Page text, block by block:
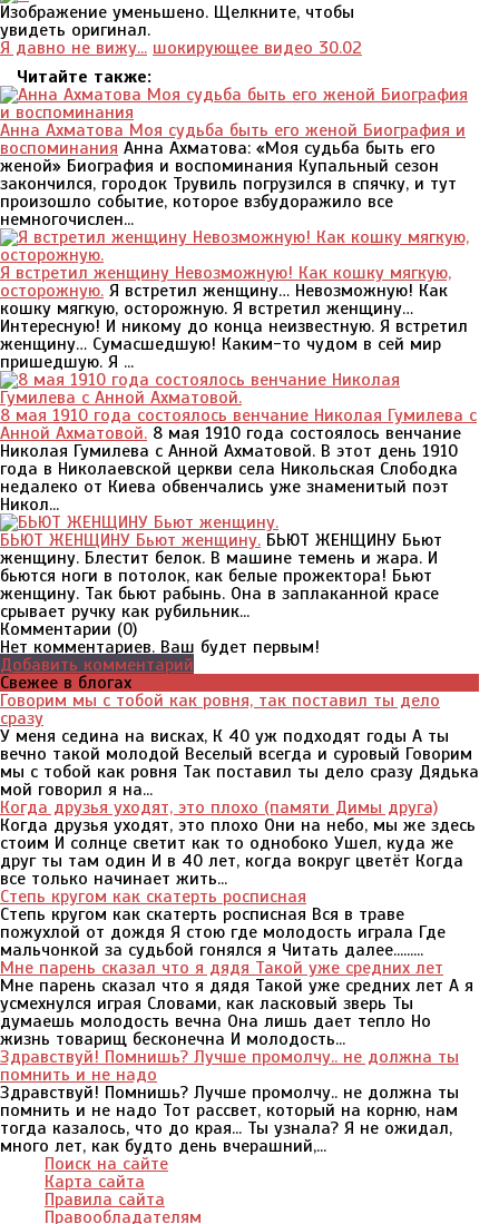
Изображение уменьшено. Щелкните, чтобы
увидеть оригинал.
Я давно не вижу... шокирующее видео 30.02
Читайте также:
Анна Ахматова Моя судьба быть его женой Биография и
воспоминания Анна Ахматова: «Моя судьба быть его
женой» Биография и воспоминания Купальный сезон
закончился, городок Трувиль погрузился в спячку, и тут
произошло событие, которое взбудоражило все
немногочислен...
Я встретил женщину Невозможную! Как кошку мягкую,
осторожную. Я встретил женщину… Невозможную! Как
кошку мягкую, осторожную. Я встретил женщину…
Интересную! И никому до конца неизвестную. Я встретил
женщину… Сумасшедшую! Каким-то чудом в сей мир
пришедшую. Я ...
8 мая 1910 года состоялось венчание Николая Гумилева с
Анной Ахматовой. 8 мая 1910 года состоялось венчание
Николая Гумилева с Анной Ахматовой. В этот день 1910
года в Николаевской церкви села Никольская Слободка
недалеко от Киева обвенчались уже знаменитый поэт
Никол...
БЬЮТ ЖЕНЩИНУ Бьют женщину. БЬЮТ ЖЕНЩИНУ Бьют
женщину. Блестит белок. В машине темень и жара. И
бьются ноги в потолок, как белые прожектора! Бьют
женщину. Так бьют рабынь. Она в заплаканной красе
срывает ручку как рубильник...
Комментарии (0)
Нет комментариев. Ваш будет первым!
Добавить комментарий
Свежее в блогах
Говорим мы с тобой как ровня, так поставил ты дело
сразу
У меня седина на висках, К 40 уж подходят годы А ты
вечно такой молодой Веселый всегда и суровый Говорим
мы с тобой как ровня Так поставил ты дело сразу Дядька
мой говорил я на...
Когда друзья уходят, это плохо (памяти Димы друга)
Когда друзья уходят, это плохо Они на небо, мы же здесь
стоим И солнце светит как то однобоко Ушел, куда же
друг ты там один И в 40 лет, когда вокруг цветёт Когда
все только начинает жить...
Степь кругом как скатерть росписная
Степь кругом как скатерть росписная Вся в траве
пожухлой от дождя Я стою где молодость играла Где
мальчонкой за судьбой гонялся я Читать далее.........
Мне парень сказал что я дядя Такой уже средних лет
Мне парень сказал что я дядя Такой уже средних лет А я
усмехнулся играя Словами, как ласковый зверь Ты
думаешь молодость вечна Она лишь дает тепло Но
жизнь товарищ бесконечна И молодость...
Здравствуй! Помнишь? Лучше промолчу.. не должна ты
помнить и не надо
Здравствуй! Помнишь? Лучше промолчу.. не должна ты
помнить и не надо Тот рассвет, который на корню, нам
тогда казалось, что до края... Ты узнала? Я не ожидал,
много лет, как будто день вчерашний,...
Поиск на сайте
Карта сайта
Правила сайта
Правообладателям